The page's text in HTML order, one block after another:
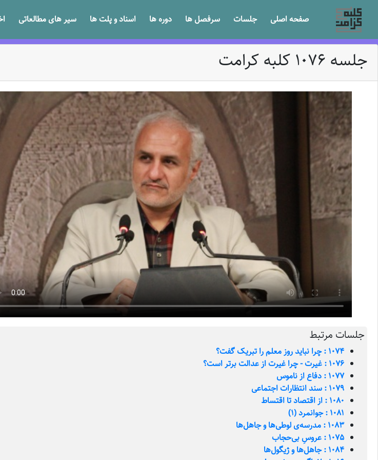
صفحه اصلی جلسات سرفصل ها دوره ها اسناد و پلت ها سیر های مطالعاتی
جلسه 1076 کلبه کرامت
جلسات مرتبط
1074 : چرا نباید روز معلم را تبریک گفت؟
1076 : غیرت - چرا غیرت از عدالت برتر است؟
1077 : دفاع از ناموس
1079 : سند انتظارات اجتماعی
1080 : از اقتصاد تا اقتساط
1081 : جوانمرد (1)
1083 : مدرسه‌ی لوطی‌ها و جاهل‌ها
1075 : عروسِ بی‌حجاب
1084 : جاهل‌ها و ژیگول‌ها